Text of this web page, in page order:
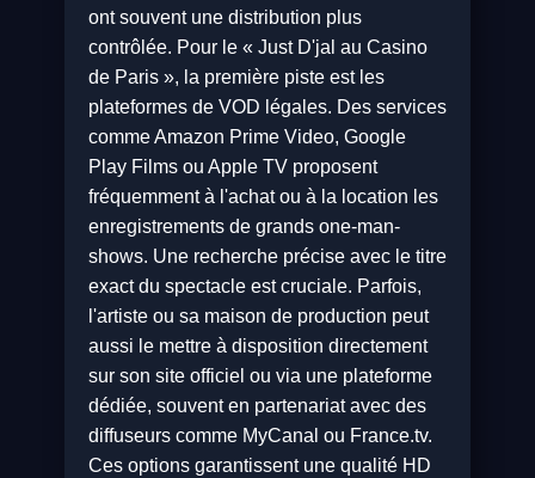
ont souvent une distribution plus
contrôlée. Pour le « Just D'jal au Casino
de Paris », la première piste est les
plateformes de VOD légales. Des services
comme Amazon Prime Video, Google
Play Films ou Apple TV proposent
fréquemment à l'achat ou à la location les
enregistrements de grands one-man-
shows. Une recherche précise avec le titre
exact du spectacle est cruciale. Parfois,
l'artiste ou sa maison de production peut
aussi le mettre à disposition directement
sur son site officiel ou via une plateforme
dédiée, souvent en partenariat avec des
diffuseurs comme MyCanal ou France.tv.
Ces options garantissent une qualité HD